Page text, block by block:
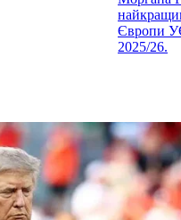
Європи
2025/26.
21.05.26 08:15
Емері:
року
21.05.26 00:58
Унаї